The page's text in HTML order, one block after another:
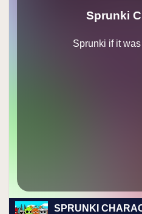
Sprunki
Sprunki if it
SPRUNKI